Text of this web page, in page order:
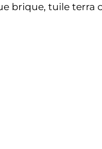
brique, tuile terra